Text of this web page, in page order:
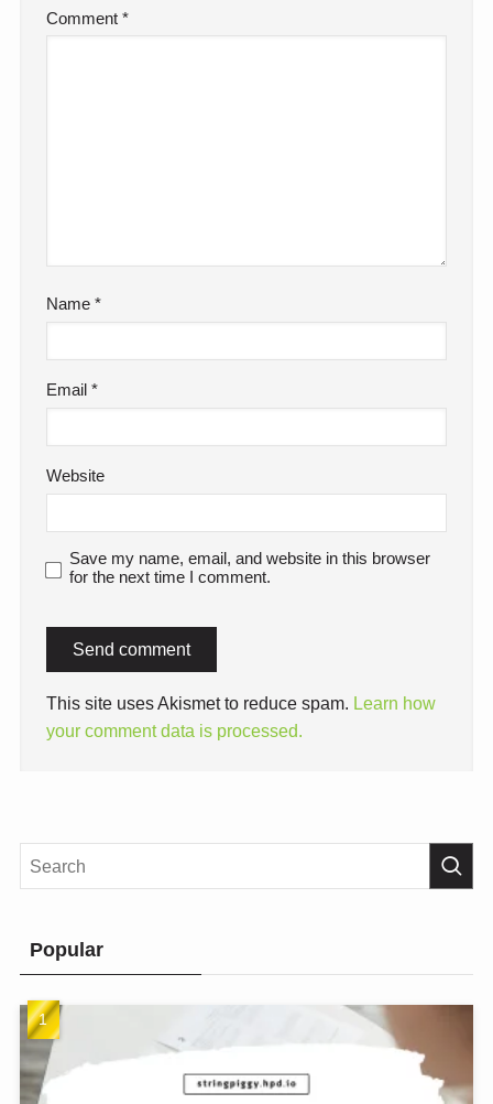
Comment*
Name*
Email*
Website
Save my name, email, and website in this browser
for the next time I comment.
This site uses Akismet to reduce spam. Learn how
your comment data is processed.
Popular